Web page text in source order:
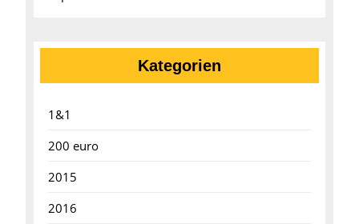
Kategorien
1&1
200 euro
2015
2016